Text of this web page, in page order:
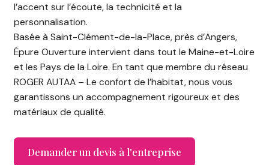
l’accent sur l’écoute, la technicité et la
personnalisation.
Basée à Saint-Clément-de-la-Place, près d’Angers,
Épure Ouverture intervient dans tout le Maine-et-Loire
et les Pays de la Loire. En tant que membre du réseau
ROGER AUTAA – Le confort de l’habitat, nous vous
garantissons un accompagnement rigoureux et des
matériaux de qualité.
Demander un devis à l'entreprise